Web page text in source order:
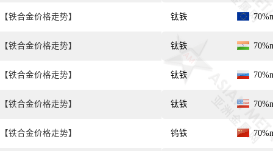
【铁合金价格走势】
【铁合金价格走势】
【铁合金价格走势】
【铁合金价格走势】
【铁合金价格走势】
钛铁
钛铁
钛铁
钛铁
钨铁